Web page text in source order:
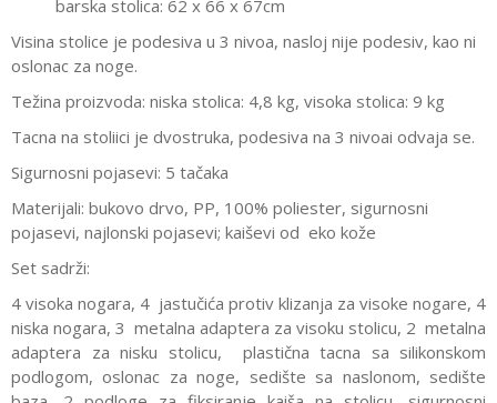
barska stolica: 62 x 66 x 67cm
Visina stolice je podesiva u 3 nivoa, nasloj nije podesiv, kao ni
oslonac za noge.
Težina proizvoda: niska stolica: 4,8 kg, visoka stolica: 9 kg
Tacna na stoliici je dvostruka, podesiva na 3 nivoai odvaja se.
Sigurnosni pojasevi: 5 tačaka
Materijali: bukovo drvo, PP, 100% poliester, sigurnosni
pojasevi, najlonski pojasevi; kaiševi od eko kože
Set sadrži:
4 visoka nogara, 4 jastučića protiv klizanja za visoke nogare, 4
niska nogara, 3 metalna adaptera za visoku stolicu, 2 metalna
adaptera za nisku stolicu, plastična tacna sa silikonskom
podlogom, oslonac za noge, sedište sa naslonom, sedište